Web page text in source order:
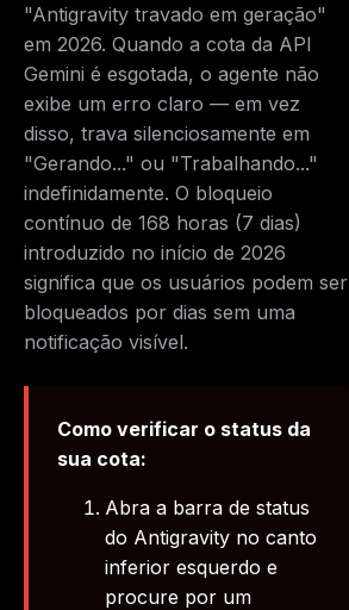
"Antigravity travado em geração"
em 2026. Quando a cota da API
Gemini é esgotada, o agente não
exibe um erro claro — em vez
disso, trava silenciosamente em
"Gerando..." ou "Trabalhando..."
indefinidamente. O bloqueio
contínuo de 168 horas (7 dias)
introduzido no início de 2026
significa que os usuários podem ser
bloqueados por dias sem uma
notificação visível.
Como verificar o status da
sua cota:
Abra a barra de status
do Antigravity no canto
inferior esquerdo e
procure por um